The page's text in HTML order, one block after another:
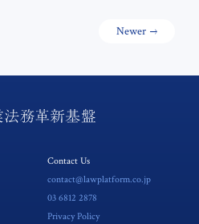
Newer
Contact Us
contact@lawplatform.co.jp
03 6812 2878
Privacy Policy